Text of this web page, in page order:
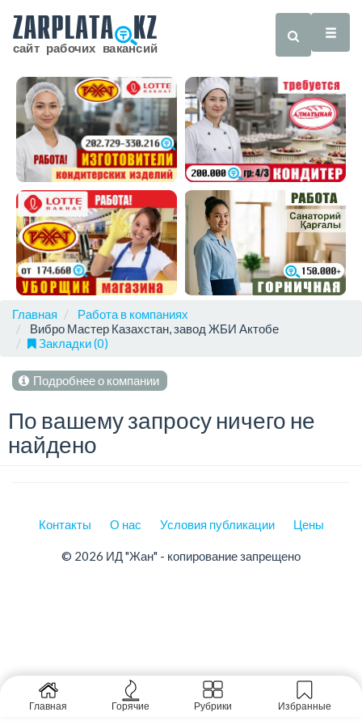
Главная
Работа в компаниях
Вибро Мастер Казахстан, завод ЖБИ Актобе
Закладки (0)
Подробнее о компании
По вашему запросу ничего не
найдено
Контакты О нас Условия публикации Цены
© 2026 ИД "Жан" - копирование запрещено
Главная Горячие Рубрики Избранные